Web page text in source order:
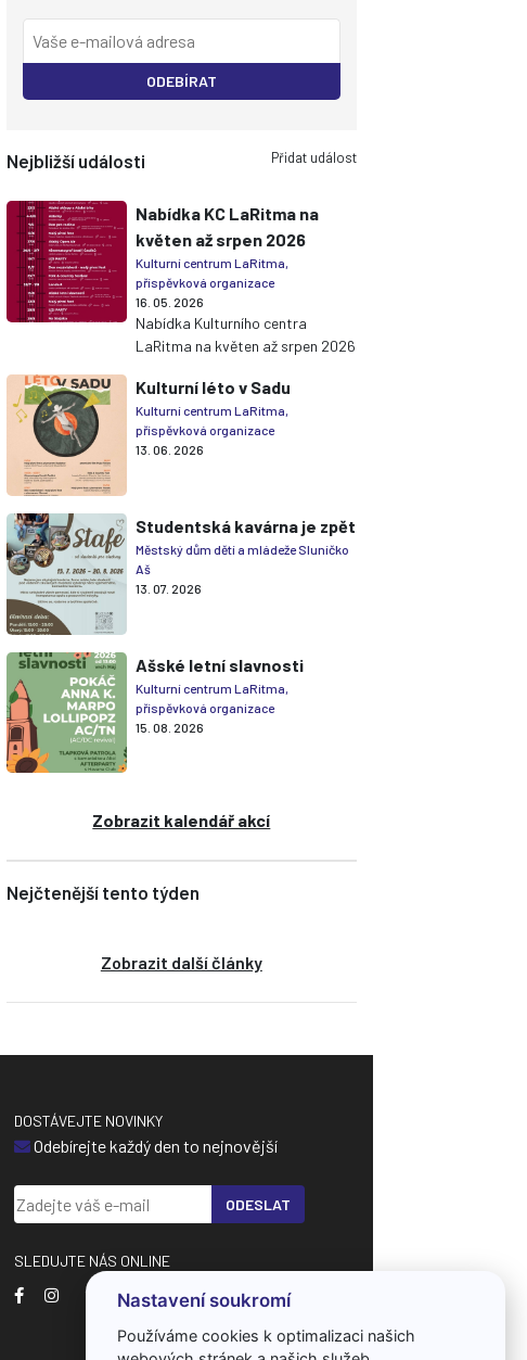
ODEBÍRAT
Nejbližší události Přidat událost
Nabídka KC LaRitma na
květen až srpen 2026
Kulturní centrum LaRitma,
příspěvková organizace
16. 05. 2026
Nabídka Kulturního centra
LaRitma na květen až srpen 2026
Kulturní léto v Sadu
Kulturní centrum LaRitma,
příspěvková organizace
13. 06. 2026
Studentská kavárna je zpět
Městský dům dětí a mládeže Sluníčko
Aš
13. 07. 2026
Ašské letní slavnosti
Kulturní centrum LaRitma,
příspěvková organizace
15. 08. 2026
Zobrazit kalendář akcí
Nejčtenější tento týden
Zobrazit další články
DOSTÁVEJTE NOVINKY
Odebírejte každý den to nejnovější
ODESLAT
SLEDUJTE NÁS ONLINE
Nastavení soukromí
Používáme cookies k optimalizaci našich